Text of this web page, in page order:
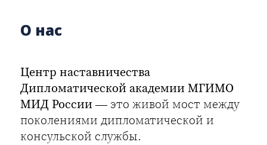
О нас
Центр наставничества
Дипломатической академии МГИМО
МИД России— это живой мост между
поколениями дипломатической и
консульской службы.